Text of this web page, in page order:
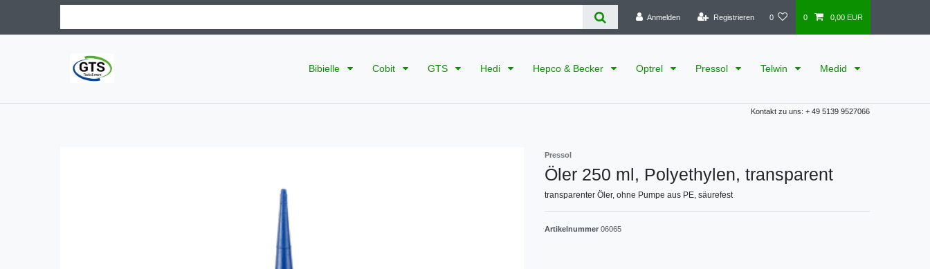
Anmelden Registrieren 0 0 0,00 EUR
Bibielle Cobit GTS Hedi Hepco & Becker Optrel Pressol Telwin Medid
Kontakt zu uns: + 49 5139 9527066
Pressol
Öler 250 ml, Polyethylen, transparent
transparenter Öler, ohne Pumpe aus PE, säurefest
Artikelnummer 06065